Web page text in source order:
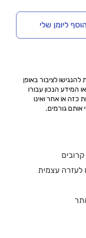
הוסף ליומן שלי
לציבור באופן
המידע הנכון עבורו
כזה או אחר ואינו
אותם גורמים.
קרובים
לעזרה עצמית